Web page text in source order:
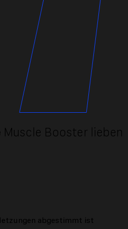
Muscle Booster lieben
abgestimmt ist